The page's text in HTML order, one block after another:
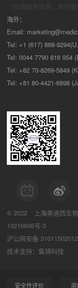
海外：
Email:
Tel: +1 (617) 888-
Tel: 0044 7790 816 954
Tel: +82 70-8269-5849
Tel: +81 80-4421-6898
© 2022 上海美迪西生
10216606号-3
沪公网安备
技术支持：集锦科技
安全性评价 溶